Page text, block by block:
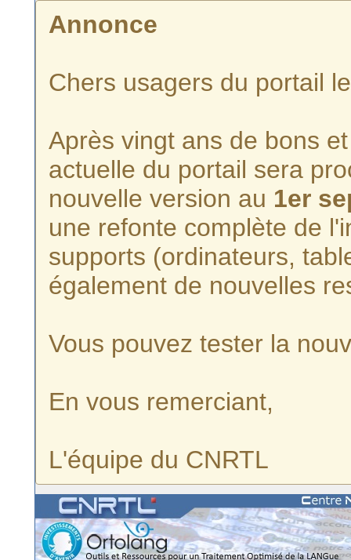
Annonce
Chers usagers du portail
Après vingt ans de bons
actuelle du portail sera
nouvelle version au 1er
une refonte complète de
supports (ordinateurs,
également de nouvelles
Vous pouvez tester la
En vous remerciant,
L'équipe du CNRTL